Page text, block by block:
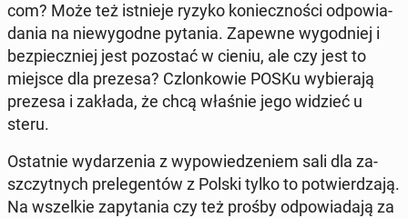
com? Może też ist­nie­je ryzyko ko­niecz­no­ści od­po­wia­
da­nia na nie­wy­god­ne pytania. Zapewne wy­god­niej i
bez­piecz­niej jest po­zo­stać w cieniu, ale czy jest to
miejsce dla prezesa? Czlon­ko­wie POSKu wy­bie­ra­ją
prezesa i zakłada, że chcą właśnie jego widzieć u
steru.
Ostat­nie wy­da­rze­nia z wy­po­wie­dze­niem sali dla za­
szczyt­nych pre­le­gen­tów z Polski tylko to po­twier­dza­ją.
Na wszel­kie za­py­ta­nia czy też prośby od­po­wia­da­ją za